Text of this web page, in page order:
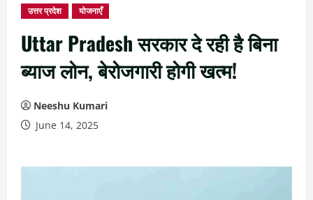
उत्तर प्रदेश योजनाएँ
Uttar Pradesh सरकार दे रही है बिना
ब्याज लोन, बेरोजगारी होगी खत्म!
Neeshu Kumari
June 14, 2025